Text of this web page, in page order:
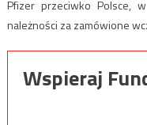
Pfizer przeciwko Polsce,
należności za zamówione
Wspieraj